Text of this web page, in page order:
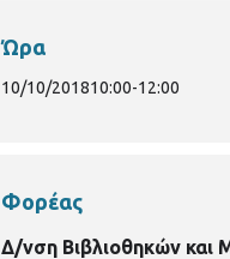
Ώρα
10/10/201810:00-12:00
Φορέας
Δ/νση Βιβλιοθηκών και